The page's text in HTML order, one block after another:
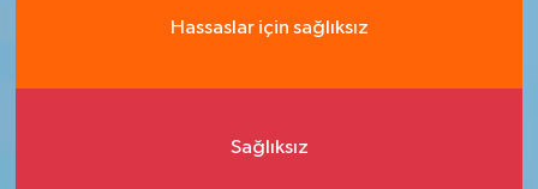
Hassaslar için sağlıksız
Sağlıksız